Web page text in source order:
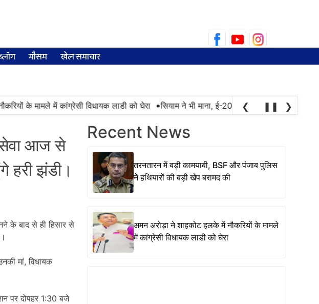
for:
मौसम खेल समाचार
के मामले में कांग्रेसी विधायक लाडी को घेरा •सियाम ने भी माना, ई-20 में ज्यादा क्लोराइड और नमी के
❮ ❚❚ ❯
सेवा आज से
हरी झंडी।
के बाद से ही हिसार से
मां, विधायक
पर दोपहर 1:30 बजे
Recent News
तरनतारन में बड़ी कामयाबी, BSF और पंजाब पुलिस
ने हथियारों की बड़ी खेप बरामद की
अमन अरोड़ा ने शाहकोट हलके में नौकरियों के मामले
में कांग्रेसी विधायक लाडी को घेरा